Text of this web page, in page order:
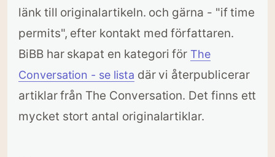
länk till originalartikeln. och gärna - "if time
permits", efter kontakt med författaren.
BiBB har skapat en kategori för The
Conversation - se lista där vi återpublicerar
artiklar från The Conversation. Det finns ett
mycket stort antal originalartiklar.